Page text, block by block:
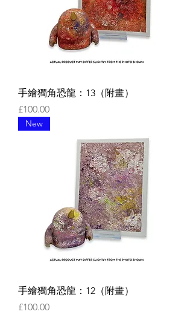
手繪獨角恐龍：13（附畫）
價格
£100.00
New
手繪獨角恐龍：12（附畫）
價格
£100.00